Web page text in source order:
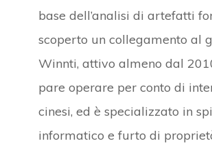
base dell’analisi di artefatti
scoperto un collegamento al
Winnti, attivo almeno dal
pare operare per conto di
cinesi, ed è specializzato in
informatico e furto di